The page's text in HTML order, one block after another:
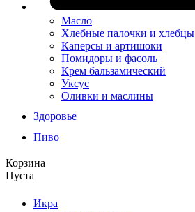
Масло
Хлебные палочки и хлебцы
Каперсы и артишоки
Помидоры и фасоль
Крем бальзамический
Уксус
Оливки и маслины
Здоровье
Пиво
Корзина
Пуста
Икра